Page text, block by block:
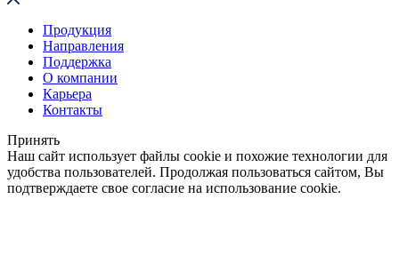
Продукция
Направления
Поддержка
О компании
Карьера
Контакты
Принять
Наш сайт использует файлы cookie и похожие технологии для
удобства пользователей. Продолжая пользоваться сайтом, Вы
подтверждаете свое согласие на использование cookie.